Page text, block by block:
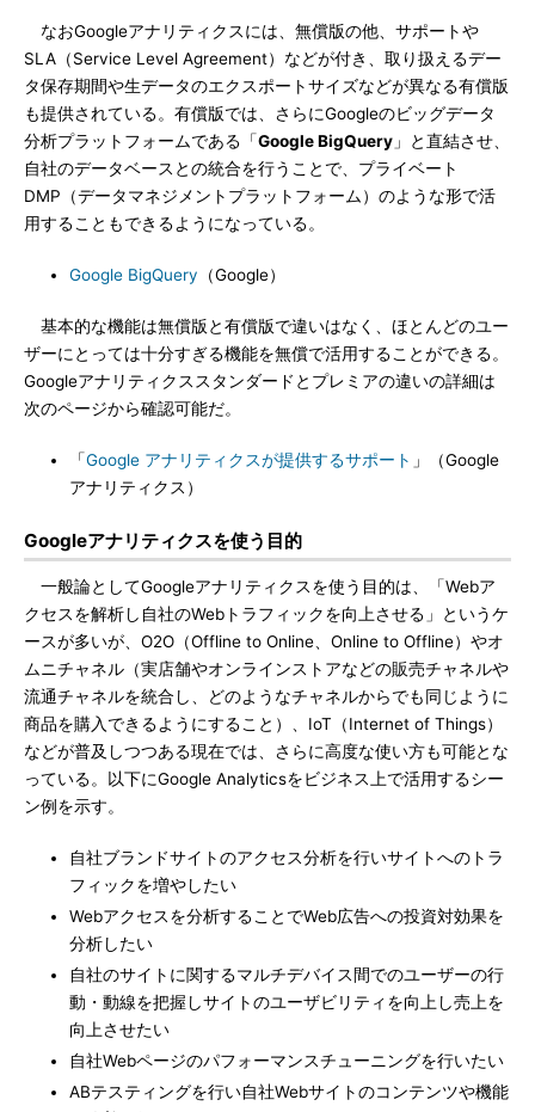
なおGoogleアナリティクスには、無償版の他、サポートや
SLA（Service Level Agreement）などが付き、取り扱えるデー
タ保存期間や生データのエクスポートサイズなどが異なる有償版
も提供されている。有償版では、さらにGoogleのビッグデータ
分析プラットフォームである「Google BigQuery 」と直結させ、
自社のデータベースとの統合を行うことで、プライベート
DMP（データマネジメントプラットフォーム）のような形で活
用することもできるようになっている。
Google BigQuery （Google）
基本的な機能は無償版と有償版で違いはなく、ほとんどのユー
ザーにとっては十分すぎる機能を無償で活用することができる。
Googleアナリティクススタンダードとプレミアの違いの詳細は
次のページから確認可能だ。
「Google アナリティクスが提供するサポート 」（Google
アナリティクス）
Googleアナリティクスを使う目的
一般論としてGoogleアナリティクスを使う目的は、「Webア
クセスを解析し自社のWebトラフィックを向上させる」というケ
ースが多いが、O2O（Offline to Online、Online to Offline）やオ
ムニチャネル（実店舗やオンラインストアなどの販売チャネルや
流通チャネルを統合し、どのようなチャネルからでも同じように
商品を購入できるようにすること）、IoT（Internet of Things）
などが普及しつつある現在では、さらに高度な使い方も可能とな
っている。以下にGoogle Analyticsをビジネス上で活用するシー
ン例を示す。
自社ブランドサイトのアクセス分析を行いサイトへのトラ
フィックを増やしたい
Webアクセスを分析することでWeb広告への投資対効果を
分析したい
自社のサイトに関するマルチデバイス間でのユーザーの行
動・動線を把握しサイトのユーザビリティを向上し売上を
向上させたい
自社Webページのパフォーマンスチューニングを行いたい
ABテスティングを行い自社Webサイトのコンテンツや機能